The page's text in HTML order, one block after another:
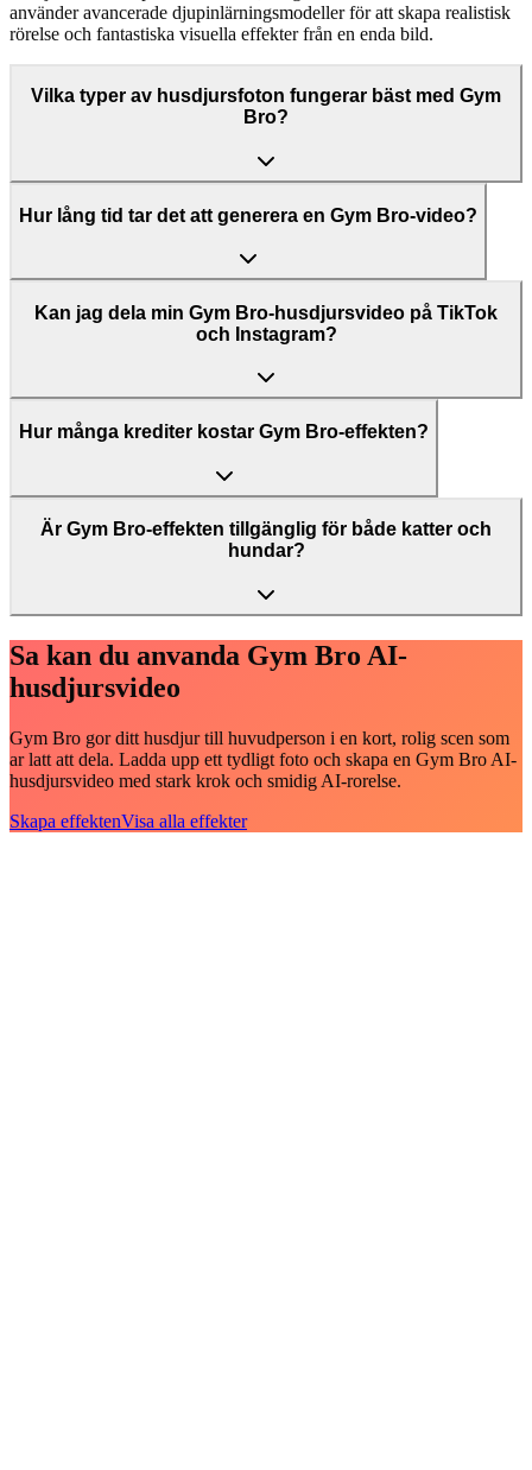
använder avancerade djupinlärningsmodeller för att skapa realistisk
rörelse och fantastiska visuella effekter från en enda bild.
Vilka typer av husdjursfoton fungerar bäst med Gym
Bro?
Hur lång tid tar det att generera en Gym Bro-video?
Kan jag dela min Gym Bro-husdjursvideo på TikTok
och Instagram?
Hur många krediter kostar Gym Bro-effekten?
Är Gym Bro-effekten tillgänglig för både katter och
hundar?
Sa kan du anvanda Gym Bro AI-
husdjursvideo
Gym Bro gor ditt husdjur till huvudperson i en kort, rolig scen som
ar latt att dela. Ladda upp ett tydligt foto och skapa en Gym Bro AI-
husdjursvideo med stark krok och smidig AI-rorelse.
Skapa effektenVisa alla effekter